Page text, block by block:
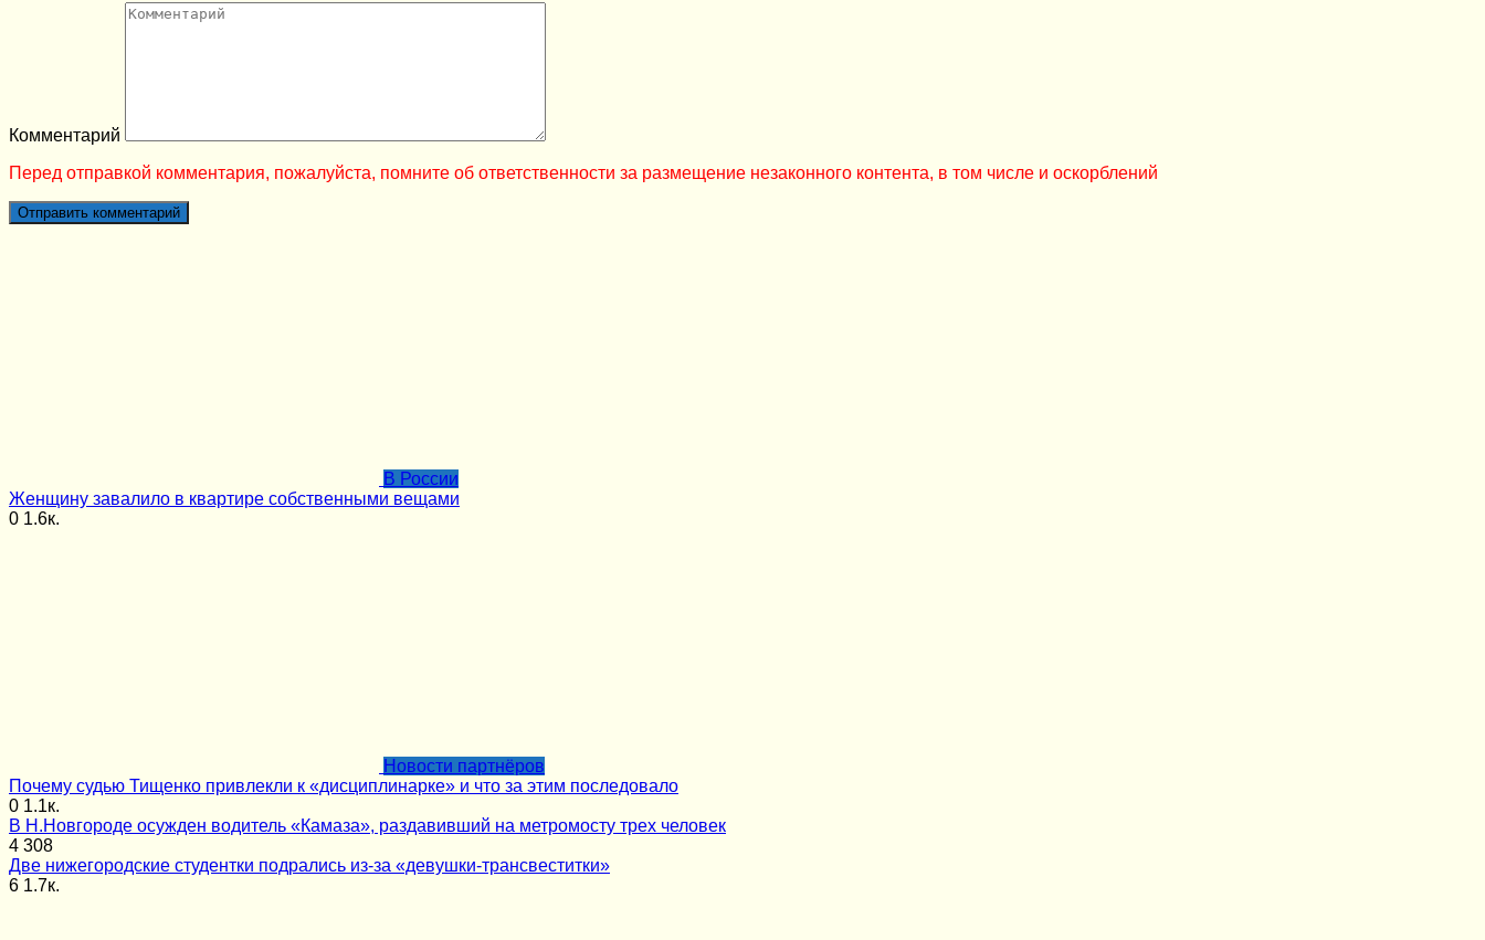
Комментарий
Перед отправкой комментария, пожалуйста, помните об ответственности за размещение незаконного контента, в том числе и оскорблений
В России
Женщину завалило в квартире собственными вещами
0 1.6к.
Новости партнёров
Почему судью Тищенко привлекли к «дисциплинарке» и что за этим последовало
0 1.1к.
В Н.Новгороде осужден водитель «Камаза», раздавивший на метромосту трех человек
4 308
Две нижегородские студентки подрались из-за «девушки-трансвеститки»
6 1.7к.